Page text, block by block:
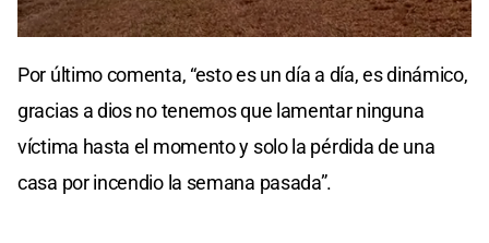
Por último comenta, “esto es un día a día, es dinámico,
gracias a dios no tenemos que lamentar ninguna
víctima hasta el momento y solo la pérdida de una
casa por incendio la semana pasada”.